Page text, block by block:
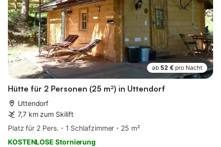
ab 52 € pro Nacht
Hütte für 2 Personen (25 m²) in Uttendorf
Uttendorf
7,7 km zum Skilift
Platz für 2 Pers.
1 Schlafzimmer
25 m²
KOSTENLOSE Stornierung